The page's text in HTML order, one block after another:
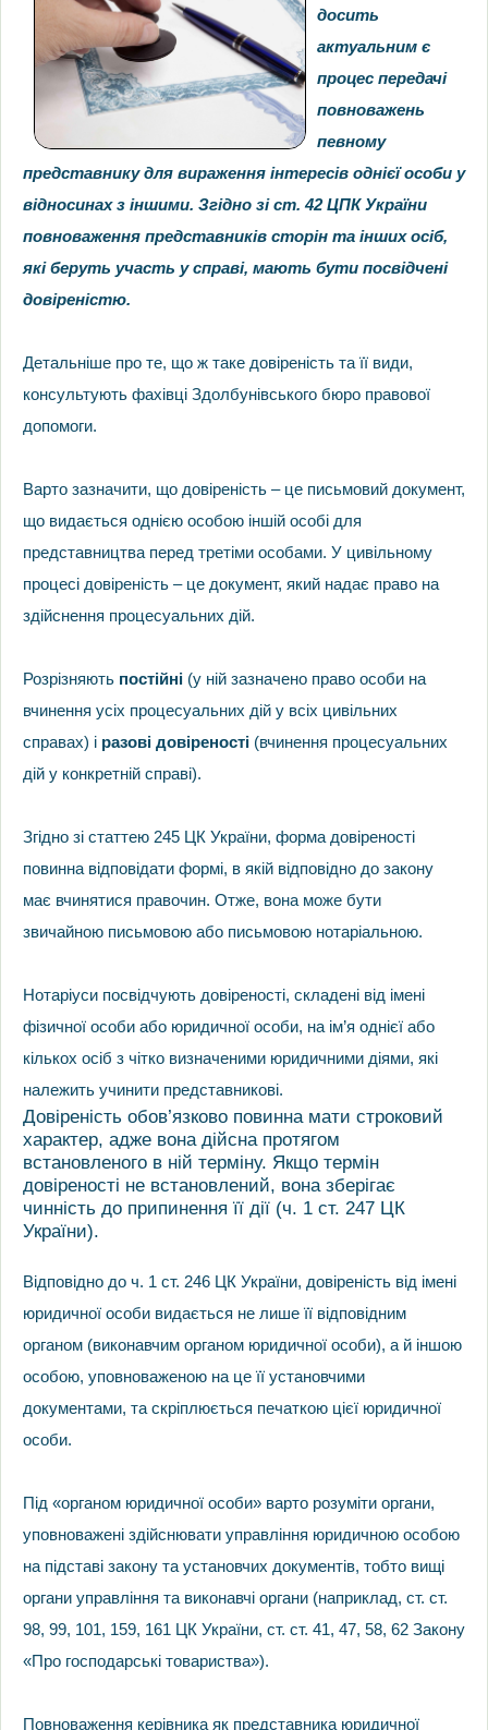
досить
актуальним є
процес передачі
повноважень
певному
представнику для вираження інтересів однієї особи у
відносинах з іншими. Згідно зі ст. 42 ЦПК України
повноваження представників сторін та інших осіб,
які беруть участь у справі, мають бути посвідчені
довіреністю.
Детальніше про те, що ж таке довіреність та її види,
консультують фахівці Здолбунівського бюро правової
допомоги.
Варто зазначити, що довіреність – це письмовий документ,
що видається однією особою іншій особі для
представництва перед третіми особами. У цивільному
процесі довіреність – це документ, який надає право на
здійснення процесуальних дій.
Розрізняють постійні (у ній зазначено право особи на
вчинення усіх процесуальних дій у всіх цивільних
справах) і разові довіреності (вчинення процесуальних
дій у конкретній справі).
Згідно зі статтею 245 ЦК України, форма довіреності
повинна відповідати формі, в якій відповідно до закону
має вчинятися правочин. Отже, вона може бути
звичайною письмовою або письмовою нотаріальною.
Нотаріуси посвідчують довіреності, складені від імені
фізичної особи або юридичної особи, на ім’я однієї або
кількох осіб з чітко визначеними юридичними діями, які
належить учинити представникові.
Довіреність обов’язково повинна мати строковий
характер, адже вона дійсна протягом
встановленого в ній терміну. Якщо термін
довіреності не встановлений, вона зберігає
чинність до припинення її дії (ч. 1 ст. 247 ЦК
України).
Відповідно до ч. 1 ст. 246 ЦК України, довіреність від імені
юридичної особи видається не лише її відповідним
органом (виконавчим органом юридичної особи), а й іншою
особою, уповноваженою на це її установчими
документами, та скріплюється печаткою цієї юридичної
особи.
Під «органом юридичної особи» варто розуміти органи,
уповноважені здійснювати управління юридичною особою
на підставі закону та установчих документів, тобто вищі
органи управління та виконавчі органи (наприклад, ст. ст.
98, 99, 101, 159, 161 ЦК України, ст. ст. 41, 47, 58, 62 Закону
«Про господарські товариства»).
Повноваження керівника як представника юридичної